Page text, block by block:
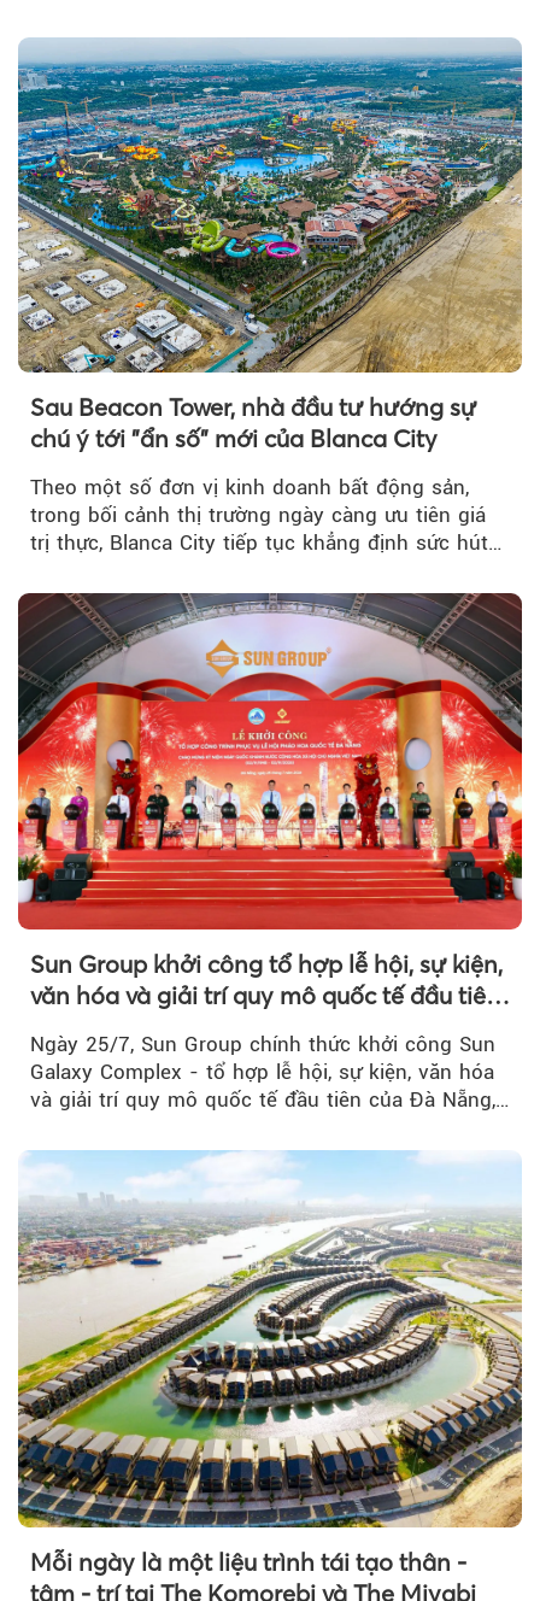
Sau Beacon Tower, nhà đầu tư hướng sự
chú ý tới "ẩn số" mới của Blanca City
Theo một số đơn vị kinh doanh bất động sản,
trong bối cảnh thị trường ngày càng ưu tiên giá
trị thực, Blanca City tiếp tục khẳng định sức hút
Sun Group khởi công tổ hợp lễ hội, sự kiện,
văn hóa và giải trí quy mô quốc tế đầu tiên
Ngày 25/7, Sun Group chính thức khởi công Sun
Galaxy Complex - tổ hợp lễ hội, sự kiện, văn hóa
và giải trí quy mô quốc tế đầu tiên của Đà Nẵng,…
Mỗi ngày là một liệu trình tái tạo thân -
tâm - trí tại The Komorebi và The Miyabi